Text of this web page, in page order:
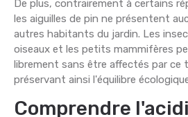
De plus, contrairement à certains
les aiguilles de pin ne présentent
autres habitants du jardin. Les
oiseaux et les petits mammifères
librement sans être affectés par ce
préservant ainsi l'équilibre
Comprendre